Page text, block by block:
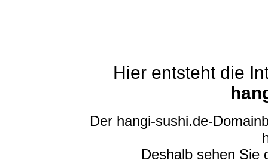
Hier entsteht die
Der hangi-sushi.de-
Deshalb sehen Sie